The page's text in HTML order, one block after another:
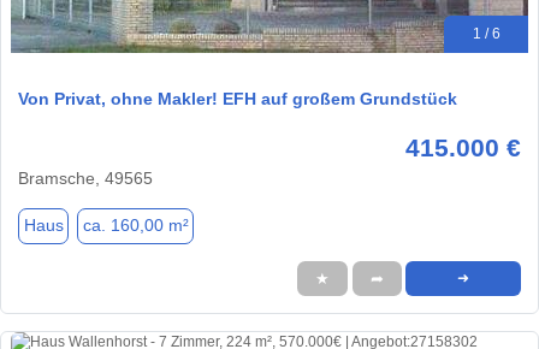
1 / 6
Von Privat, ohne Makler! EFH auf großem Grundstück
415.000 €
Bramsche, 49565
Haus ca. 160,00 m²
★ ➦ ➜